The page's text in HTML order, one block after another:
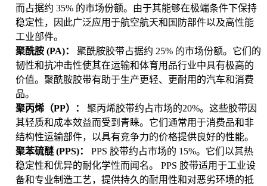
而占据约 35% 的市场份额。由于其能够在极端条件下保持
稳定性，因此广泛应用于航空航天和国防部件以及高性能
工业部件。
聚酰胺 (PA)： 聚酰胺胶带占据约 25% 的市场份额。它们的
韧性和抗冲击性使其在运输和体育用品行业中具有极高的
价值。聚酰胺胶带有助于生产更轻、更耐用的汽车和消费
品。
聚丙烯（PP）： 聚丙烯胶带约占市场的20%。这些胶带因
其轻质和成本效益而受到青睐。它们通常用于消费品和非
结构性运输部件，以具有竞争力的价格提供良好的性能。
聚苯硫醚 (PPS)： PPS 胶带约占市场的 15%。它们以其热
稳定性和优异的耐化学性而闻名。 PPS 胶带适用于工业设
备和专业制造工艺，提供持久的耐用性和对恶劣环境的抵